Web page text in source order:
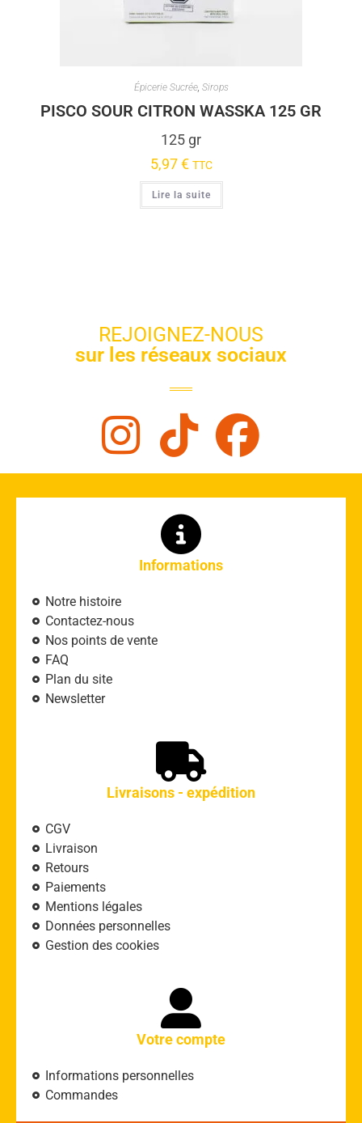
Épicerie Sucrée, Sirops
PISCO SOUR CITRON WASSKA 125 GR
125 gr
5,97€ TTC
Lire la suite
REJOIGNEZ-NOUS
sur les réseaux sociaux
Informations
Notre histoire
Contactez-nous
Nos points de vente
FAQ
Plan du site
Newsletter
Livraisons - expédition
CGV
Livraison
Retours
Paiements
Mentions légales
Données personnelles
Gestion des cookies
Votre compte
Informations personnelles
Commandes